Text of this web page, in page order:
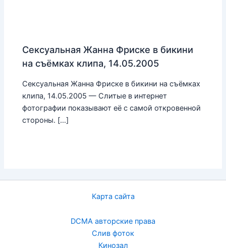
Сексуальная Жанна Фриске в бикини
на съёмках клипа, 14.05.2005
Сексуальная Жанна Фриске в бикини на съёмках
клипа, 14.05.2005 — Слитые в интернет
фотографии показывают её с самой откровенной
стороны. […]
Карта сайта
DCMA авторские права
Слив фоток
Кинозал